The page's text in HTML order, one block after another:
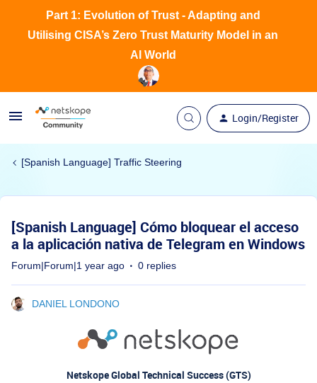
Login/Register
Part 1: Evolution of Trust - Adapting and
Utilising CISA’s Zero Trust Maturity Model in an
AI World
[Spanish Language] Traffic Steering
[Spanish Language] Cómo bloquear el acceso
a la aplicación nativa de Telegram en Windows
Forum|Forum|1 year ago 0 replies
DANIEL LONDONO
Netskope Global Technical Success (GTS)